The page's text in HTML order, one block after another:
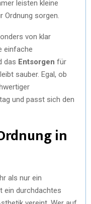
leisten kleine
Ordnung sorgen.
von klar
einfache
das Entsorgen für
sauber. Egal, ob
und passt sich den
in
als nur ein
ein durchdachtes